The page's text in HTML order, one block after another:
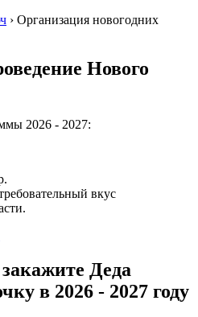
› Организация новогодних
Нового
2026 - 2027:
вкус
Деда
в 2026 - 2027 году